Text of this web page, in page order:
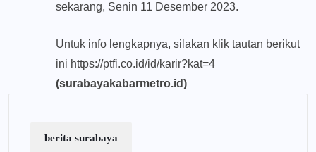
sekarang, Senin 11 Desember 2023.
Untuk info lengkapnya, silakan klik tautan berikut
ini https://ptfi.co.id/id/karir?kat=4
(surabayakabarmetro.id)
berita surabaya